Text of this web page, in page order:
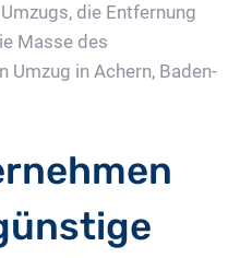
die Entfernung
Masse des
Umzug in Achern, Baden-